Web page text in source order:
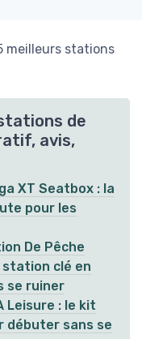
meilleurs stations
de
avis,
XT Seatbox : la
pour les
De Pêche
station clé en
se ruiner
Leisure : le kit
débuter sans se